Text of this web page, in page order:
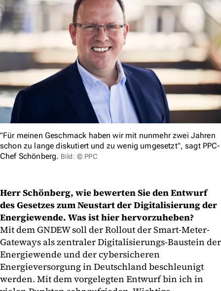
"Für meinen Geschmack haben wir mit nunmehr zwei Jahren
schon zu lange diskutiert und zu wenig umgesetzt", sagt PPC-
Chef Schönberg. Bild: © PPC
Herr Schönberg, wie bewerten Sie den Entwurf
des Gesetzes zum Neustart der Digitalisierung der
Energiewende. Was ist hier hervorzuheben?
Mit dem GNDEW soll der Rollout der Smart-Meter-
Gateways als zentraler Digitalisierungs-Baustein der
Energiewende und der cybersicheren
Energieversorgung in Deutschland beschleunigt
werden. Mit dem vorgelegten Entwurf bin ich in